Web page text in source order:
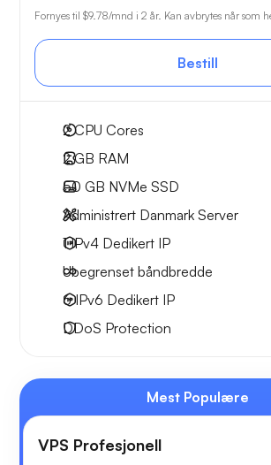
Fornyes til $9.78/mnd i 2 år. Kan avbrytes når som
Bestill
2CPU Cores
2 GB RAM
50 GB NVMe SSD
Administrert Danmark Server
1 IPv4 Dedikert IP
Ubegrenset båndbredde
6 IPv6 Dedikert IP
DDoS Protection
Mest Populære
VPS Profesjonell